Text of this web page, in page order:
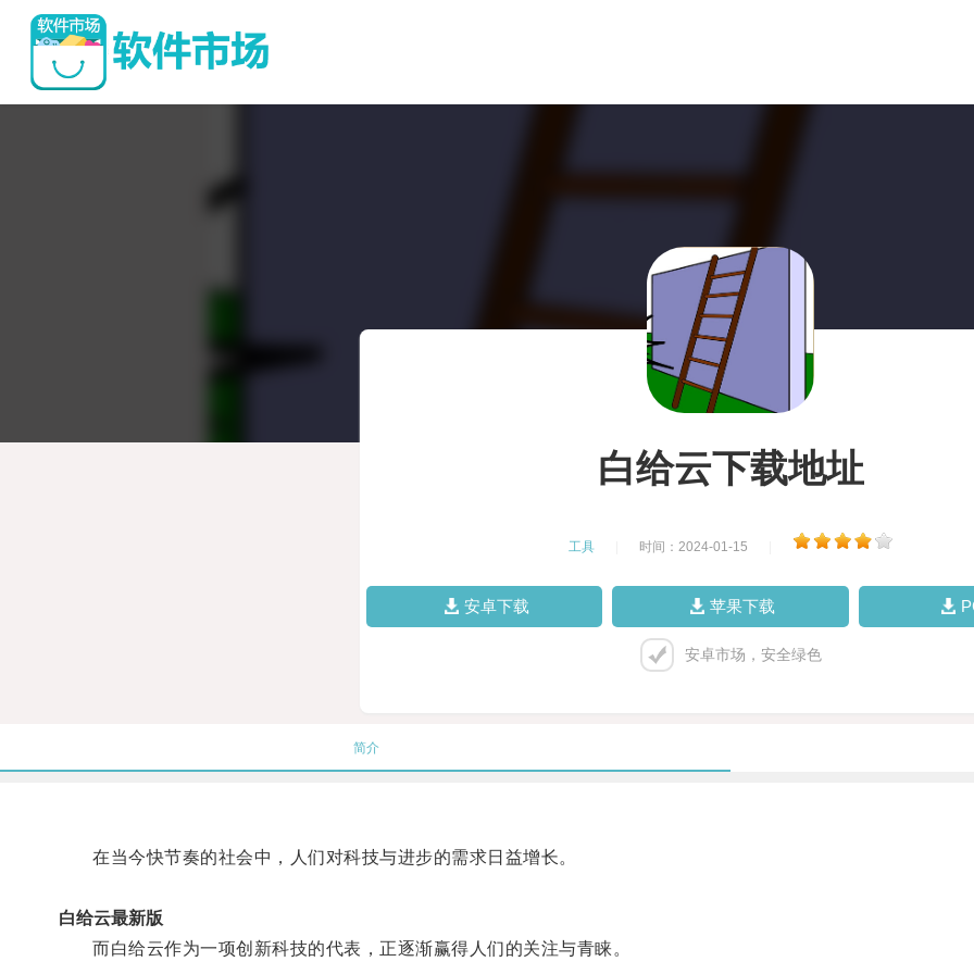
白给云下载地址
工具 时间：2024-01-15
安卓下载 苹果下载
安卓市场，安全绿色
简介
在当今快节奏的社会中，人们对科技与进步的需求日益增长。
白给云最新版
而白给云作为一项创新科技的代表，正逐渐赢得人们的关注与青睐。